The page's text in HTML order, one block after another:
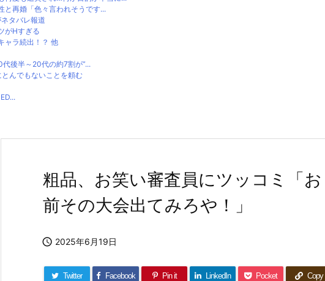
と再婚「色々言われそうです...
タバレ報道
がHすぎる
ャラ続出！？ 他
後半～20代の約7割が”...
とんでもないことを頼む
粗品、お笑い審査員にツッコミ「お
前その大会出てみろや！」
 2025年6月19日
Twitter Facebook Pin it LinkedIn Pocket Copy